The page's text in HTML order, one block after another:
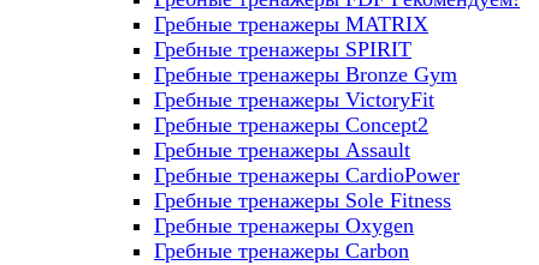
Гребные тренажеры MATRIX
Гребные тренажеры SPIRIT
Гребные тренажеры Bronze Gym
Гребные тренажеры VictoryFit
Гребные тренажеры Concept2
Гребные тренажеры Assault
Гребные тренажеры CardioPower
Гребные тренажеры Sole Fitness
Гребные тренажеры Oxygen
Гребные тренажеры Carbon